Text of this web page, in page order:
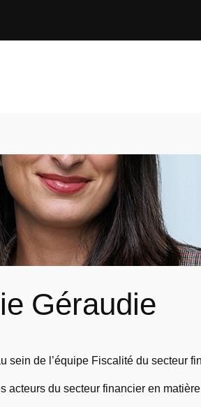
Géraudie
de l’équipe Fiscalité du secteur
du secteur financier en